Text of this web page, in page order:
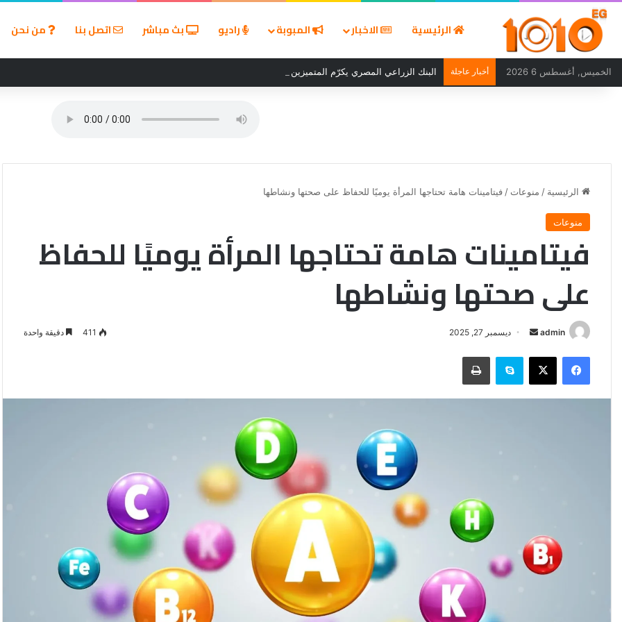
الرئيسية الاخبار المبوبة راديو بث مباشر اتصل بنا من نحن
الخميس, أغسطس 6 2026 أخبار عاجلة البنك الزراعي المصري يكرّم المتميزين في مسابقة القروض الشخصية بعد نتائج قوية بالربع الأول من 2026
الرئيسية / منوعات / فيتامينات هامة تحتاجها المرأة يوميًا للحفاظ على صحتها ونشاطها
منوعات
فيتامينات هامة تحتاجها المرأة يوميًا للحفاظ
على صحتها ونشاطها
admin
أرسل
إلكترونيا
ديسمبر 27, 2025 411 دقيقة واحدة
فيسبوك ‫X سكايب طباعة